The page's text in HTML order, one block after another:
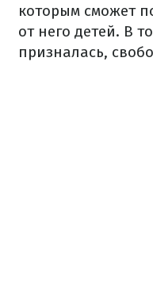
которым сможет
от него детей. В
призналась,